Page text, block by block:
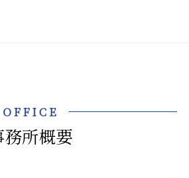
OFFICE
務所概要